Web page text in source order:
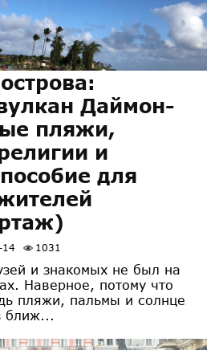
Даймон-
пляжи,
и
для
1031
и знакомых не был на
Наверное, потому что
пляжи, пальмы и солнце
ближ...